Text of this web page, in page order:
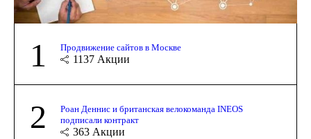
1 Продвижение сайтов в Москве
1137 Акции
2
Роан Деннис и британская велокоманда INEOS
подписали контракт
363 Акции